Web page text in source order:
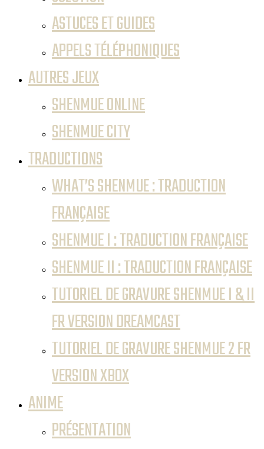
ASTUCES ET GUIDES
APPELS TÉLÉPHONIQUES
AUTRES JEUX
SHENMUE ONLINE
SHENMUE CITY
TRADUCTIONS
WHAT’S SHENMUE : TRADUCTION
FRANÇAISE
SHENMUE I : TRADUCTION FRANÇAISE
SHENMUE II : TRADUCTION FRANÇAISE
TUTORIEL DE GRAVURE SHENMUE I & II
FR VERSION DREAMCAST
TUTORIEL DE GRAVURE SHENMUE 2 FR
VERSION XBOX
ANIME
PRÉSENTATION